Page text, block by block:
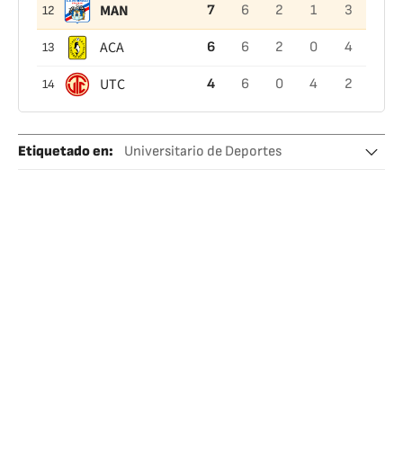
12 MAN 7 6 2 1 3
13 ACA 6 6 2 0 4
14 UTC 4 6 0 4 2
Etiquetado en:
Universitario de Deportes